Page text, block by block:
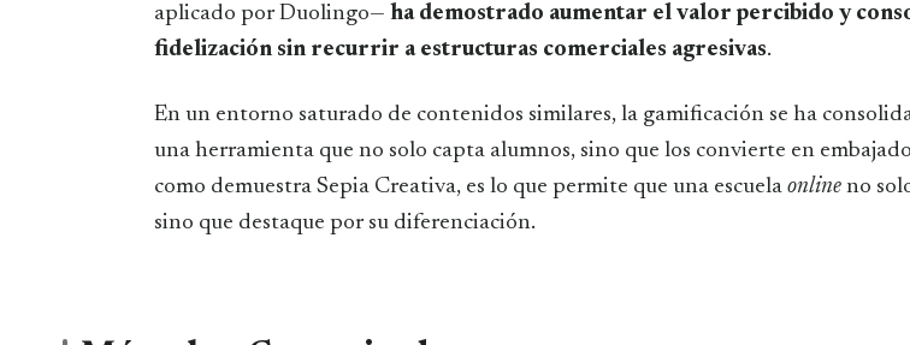
aplicado por Duolingo— ha demostrado aumentar el valor percibido y
fidelización sin recurrir a estructuras comerciales agresivas.
En un entorno saturado de contenidos similares, la gamificación se ha
una herramienta que no solo capta alumnos, sino que los convierte en
como demuestra Sepia Creativa, es lo que permite que una escuela online no
sino que destaque por su diferenciación.